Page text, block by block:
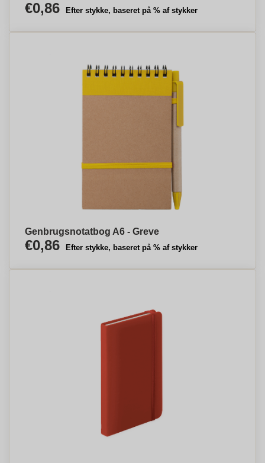
€0,86 Efter stykke, baseret på % af stykker
Genbrugsnotatbog A6 - Greve
€0,86 Efter stykke, baseret på % af stykker